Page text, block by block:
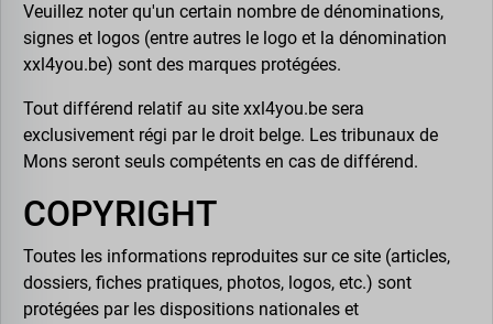
Veuillez noter qu'un certain nombre de dénominations,
signes et logos (entre autres le logo et la dénomination
xxl4you.be) sont des marques protégées.
Tout différend relatif au site xxl4you.be sera
exclusivement régi par le droit belge. Les tribunaux de
Mons seront seuls compétents en cas de différend.
COPYRIGHT
Toutes les informations reproduites sur ce site (articles,
dossiers, fiches pratiques, photos, logos, etc.) sont
protégées par les dispositions nationales et